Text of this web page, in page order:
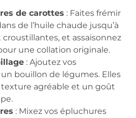
de carottes : Faites frémir
de l’huile chaude jusqu’à
croustillantes, et assaisonnez
une collation originale.
: Ajoutez vos
bouillon de légumes. Elles
agréable et un goût
: Mixez vos épluchures